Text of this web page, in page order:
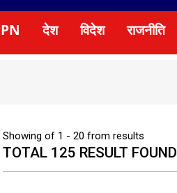
देश विदेश राजनीति
Showing of 1 - 20 from results
TOTAL 125 RESULT FOUND